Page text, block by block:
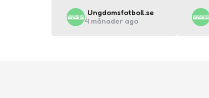
Posted
by
Ungdomsfotboll.se
4 månader ago